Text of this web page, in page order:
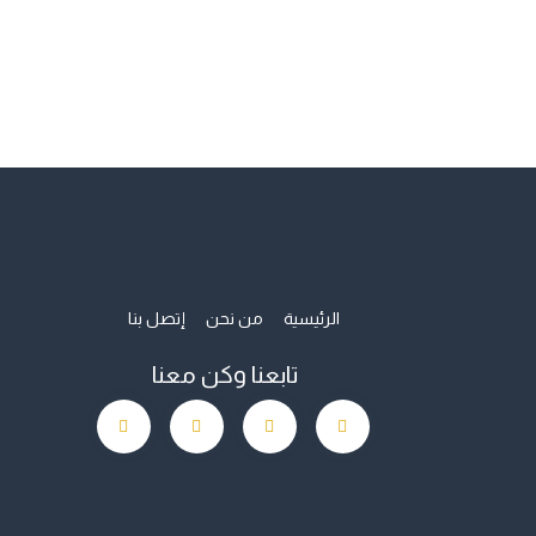
الرئيسية من نحن إتصل بنا
تابعنا وكن معنا